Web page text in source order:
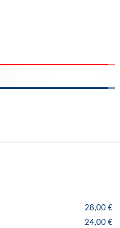
28,00 €
24,00 €